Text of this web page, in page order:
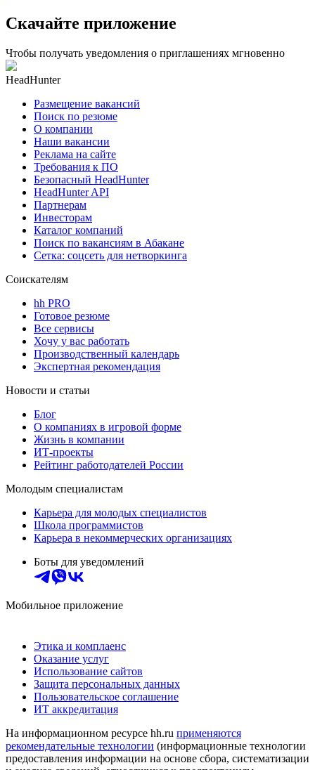
Скачайте приложение
Чтобы получать уведомления о приглашениях мгновенно
HeadHunter
Размещение вакансий
Поиск по резюме
О компании
Наши вакансии
Реклама на сайте
Требования к ПО
Безопасный HeadHunter
HeadHunter API
Партнерам
Инвесторам
Каталог компаний
Поиск по вакансиям в Абакане
Сетка: соцсеть для нетворкинга
Соискателям
hh PRO
Готовое резюме
Все сервисы
Хочу у вас работать
Производственный календарь
Экспертная рекомендация
Новости и статьи
Блог
О компаниях в игровой форме
Жизнь в компании
ИТ-проекты
Рейтинг работодателей России
Молодым специалистам
Карьера для молодых специалистов
Школа программистов
Карьера в некоммерческих организациях
Боты для уведомлений
Мобильное приложение
Этика и комплаенс
Оказание услуг
Использование сайтов
Защита персональных данных
Пользовательское соглашение
ИТ аккредитация
На информационном ресурсе hh.ru применяются
рекомендательные технологии (информационные технологии
предоставления информации на основе сбора, систематизации